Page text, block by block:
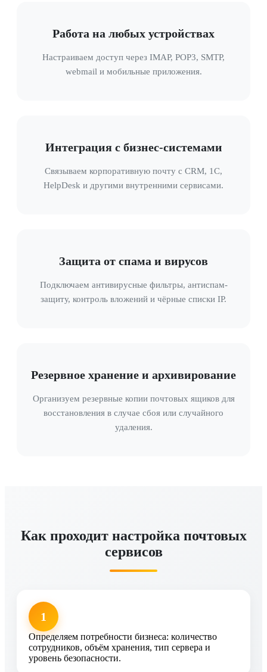
Работа на любых устройствах
Настраиваем доступ через IMAP, POP3, SMTP,
webmail и мобильные приложения.
Интеграция с бизнес-системами
Связываем корпоративную почту с CRM, 1С,
HelpDesk и другими внутренними сервисами.
Защита от спама и вирусов
Подключаем антивирусные фильтры, антиспам-
защиту, контроль вложений и чёрные списки IP.
Резервное хранение и архивирование
Организуем резервные копии почтовых ящиков для
восстановления в случае сбоя или случайного
удаления.
Как проходит настройка почтовых
сервисов
1
Определяем потребности бизнеса: количество
сотрудников, объём хранения, тип сервера и
уровень безопасности.